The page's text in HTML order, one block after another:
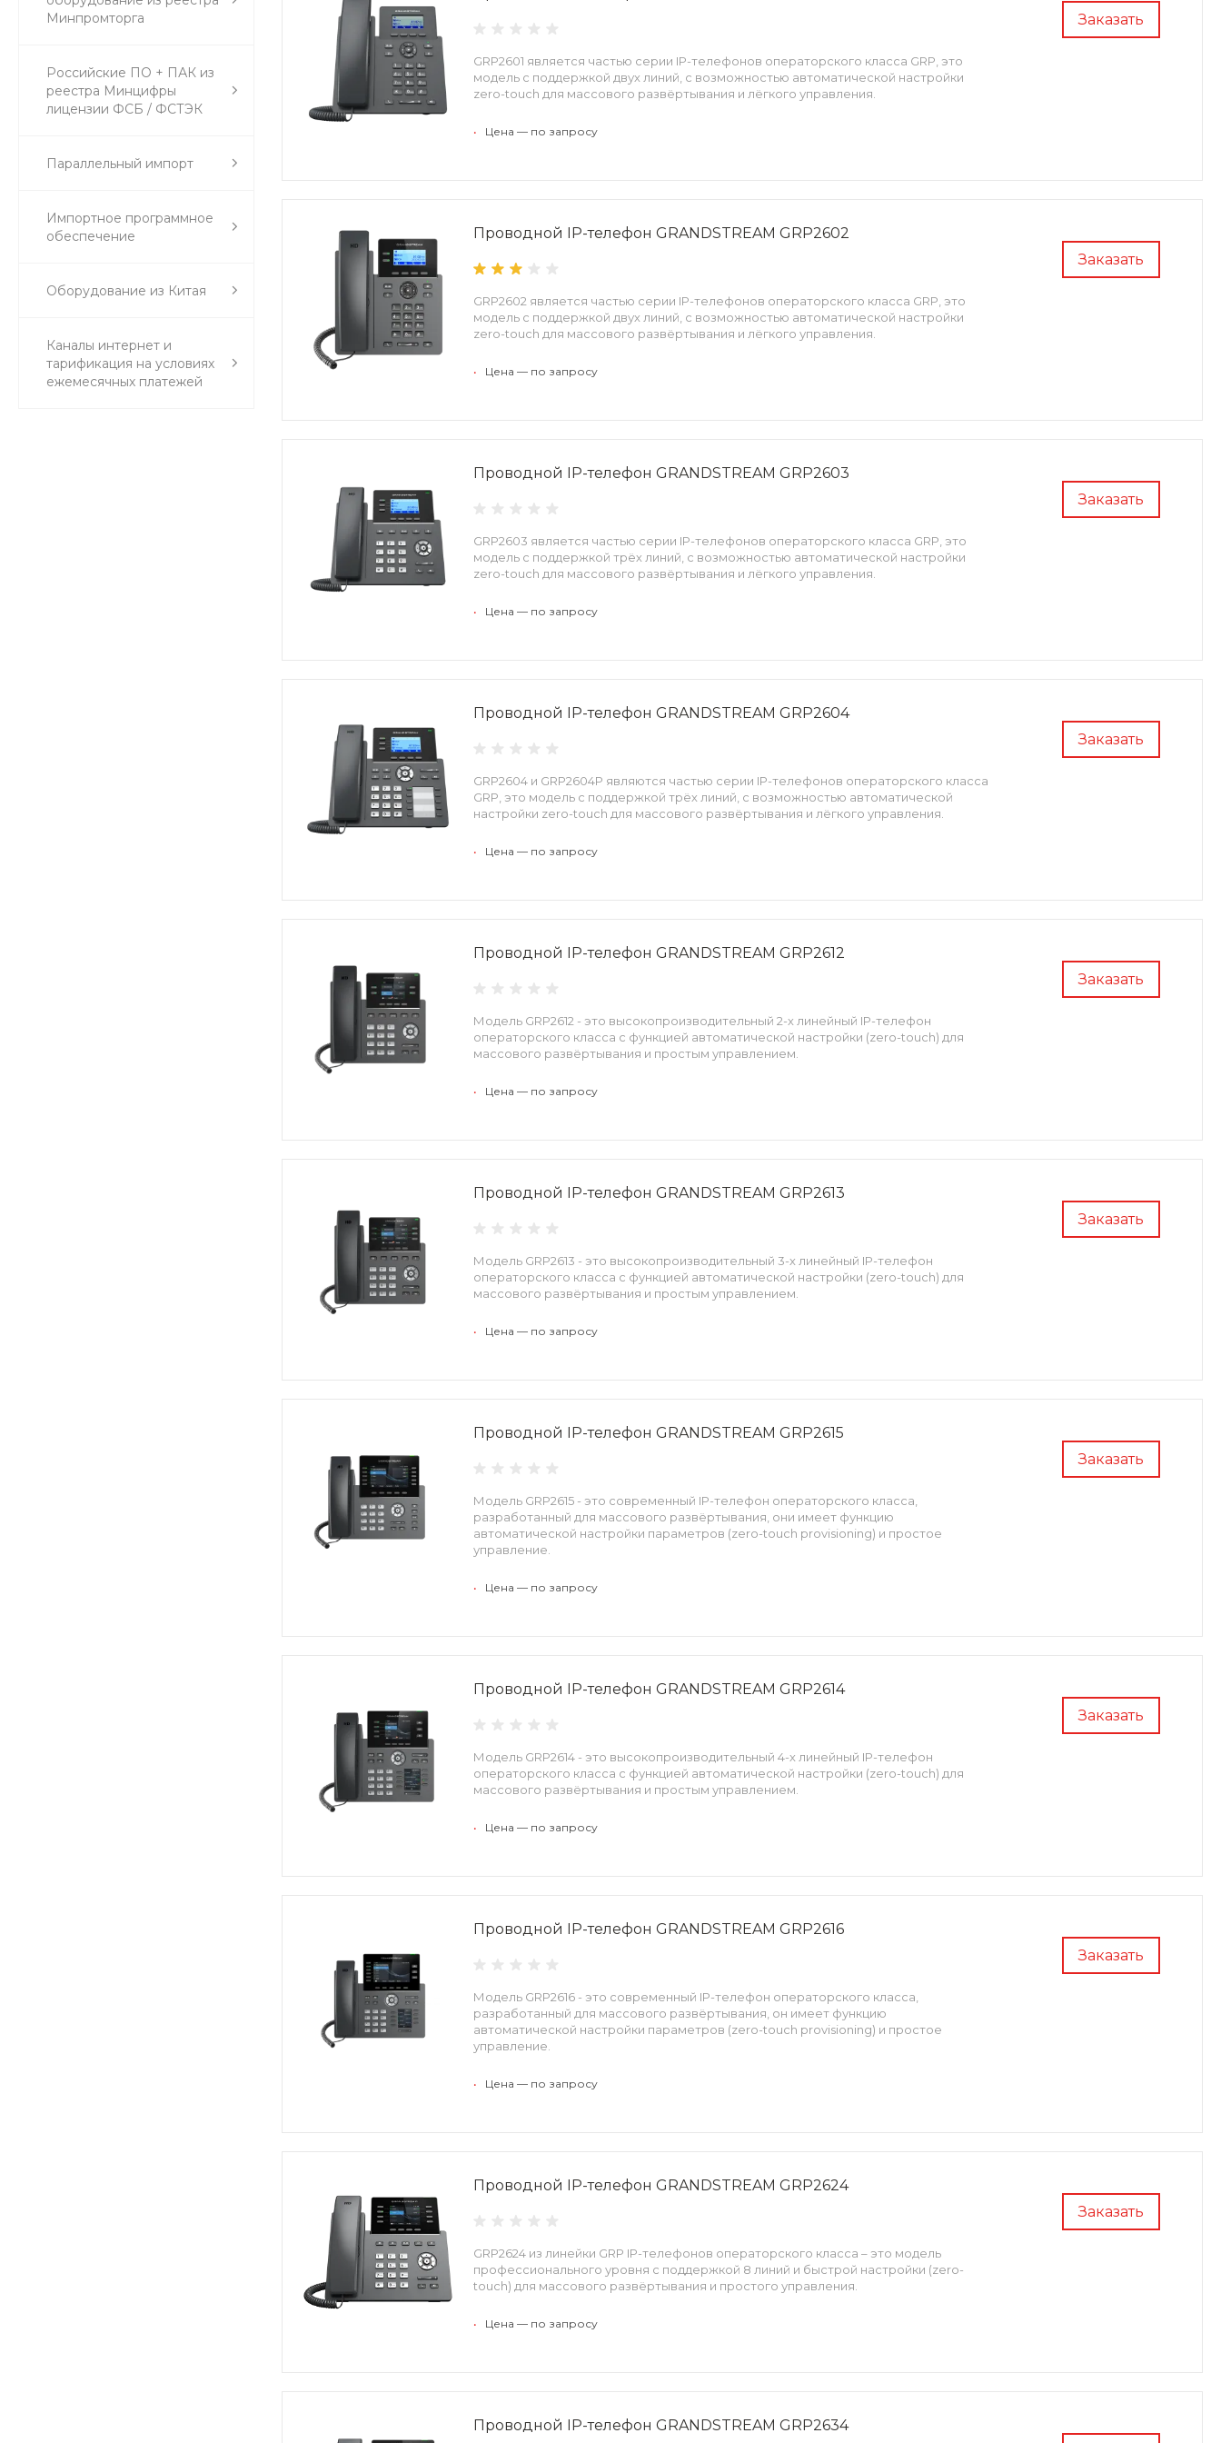
Минпромторга
Российские ПО + ПАК из
реестра Минцифры
лицензии ФСБ / ФСТЭК
Параллельный импорт
Импортное программное
обеспечение
Оборудование из Китая
Каналы интернет и
тарификация на условиях
ежемесячных платежей
Заказать
GRP2601 является частью серии IP-телефонов операторского класса GRP, это
модель с поддержкой двух линий, с возможностью автоматической настройки
zero-touch для массового развёртывания и лёгкого управления.
• Цена — по запросу
Заказать
Проводной IP-телефон GRANDSTREAM GRP2602
GRP2602 является частью серии IP-телефонов операторского класса GRP, это
модель с поддержкой двух линий, с возможностью автоматической настройки
zero-touch для массового развёртывания и лёгкого управления.
• Цена — по запросу
Заказать
Проводной IP-телефон GRANDSTREAM GRP2603
GRP2603 является частью серии IP-телефонов операторского класса GRP, это
модель с поддержкой трёх линий, с возможностью автоматической настройки
zero-touch для массового развёртывания и лёгкого управления.
• Цена — по запросу
Заказать
Проводной IP-телефон GRANDSTREAM GRP2604
GRP2604 и GRP2604P являются частью серии IP-телефонов операторского класса
GRP, это модель с поддержкой трёх линий, с возможностью автоматической
настройки zero-touch для массового развёртывания и лёгкого управления.
• Цена — по запросу
Заказать
Проводной IP-телефон GRANDSTREAM GRP2612
Модель GRP2612 - это высокопроизводительный 2-х линейный IP-телефон
операторского класса с функцией автоматической настройки (zero-touch) для
массового развёртывания и простым управлением.
• Цена — по запросу
Заказать
Проводной IP-телефон GRANDSTREAM GRP2613
Модель GRP2613 - это высокопроизводительный 3-х линейный IP-телефон
операторского класса с функцией автоматической настройки (zero-touch) для
массового развёртывания и простым управлением.
• Цена — по запросу
Заказать
Проводной IP-телефон GRANDSTREAM GRP2615
Модель GRP2615 - это современный IP-телефон операторского класса,
разработанный для массового развёртывания, они имеет функцию
автоматической настройки параметров (zero-touch provisioning) и простое
управление.
• Цена — по запросу
Заказать
Проводной IP-телефон GRANDSTREAM GRP2614
Модель GRP2614 - это высокопроизводительный 4-х линейный IP-телефон
операторского класса с функцией автоматической настройки (zero-touch) для
массового развёртывания и простым управлением.
• Цена — по запросу
Заказать
Проводной IP-телефон GRANDSTREAM GRP2616
Модель GRP2616 - это современный IP-телефон операторского класса,
разработанный для массового развёртывания, он имеет функцию
автоматической настройки параметров (zero-touch provisioning) и простое
управление.
• Цена — по запросу
Заказать
Проводной IP-телефон GRANDSTREAM GRP2624
GRP2624 из линейки GRP IP-телефонов операторского класса – это модель
профессионального уровня с поддержкой 8 линий и быстрой настройки (zero-
touch) для массового развёртывания и простого управления.
• Цена — по запросу
Проводной IP-телефон GRANDSTREAM GRP2634